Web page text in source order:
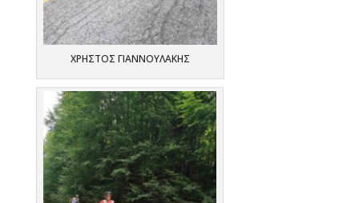
ΧΡΗΣΤΟΣ ΓΙΑΝΝΟΥΛΑΚΗΣ